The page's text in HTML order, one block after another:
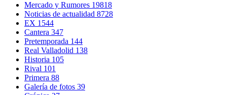
Mercado y Rumores 19818
Noticias de actualidad 8728
EX 1544
Cantera 347
Pretemporada 144
Real Valladolid 138
Historia 105
Rival 101
Primera 88
Galería de fotos 39